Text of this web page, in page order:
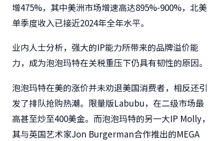
增475%，其中美洲市场增速高达895%-900%，北美
单季度收入已接近2024年全年水平。
业内人士分析，强大的IP能力所带来的品牌溢价能
力，成为泡泡玛特在关税重压下仍具有韧性的原因。
泡泡玛特在美的涨价并未劝退美国消费者，相反还引
发了排队抢购热潮。限量版Labubu，在二级市场最
高甚至炒至400美金。而泡泡玛特的另一大IP Molly，
其与英国艺术家Jon Burgerman合作推出的MEGA